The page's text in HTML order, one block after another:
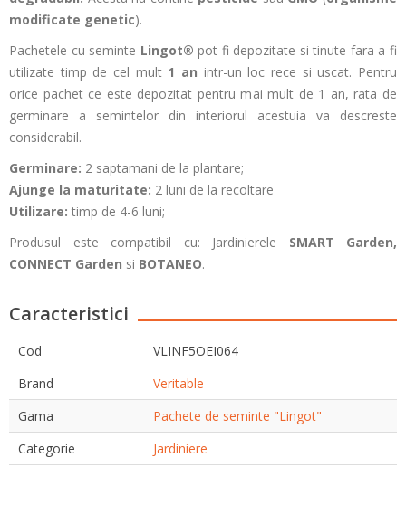
modificate genetic).
Pachetele cu seminte Lingot® pot fi depozitate si tinute fara a fi
utilizate timp de cel mult 1 an intr-un loc rece si uscat. Pentru
orice pachet ce este depozitat pentru mai mult de 1 an, rata de
germinare a semintelor din interiorul acestuia va descreste
considerabil.
Germinare: 2 saptamani de la plantare;
Ajunge la maturitate: 2 luni de la recoltare
Utilizare: timp de 4-6 luni;
Produsul este compatibil cu: Jardinierele SMART Garden,
CONNECT Garden si BOTANEO.
Caracteristici
Cod
VLINF5OEI064
Brand
Veritable
Gama
Pachete de seminte "Lingot"
Categorie
Jardiniere